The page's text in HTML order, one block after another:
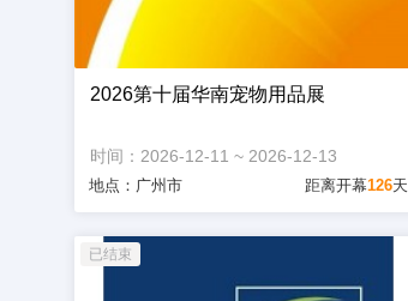
2026第十届华南宠物用品展
时间：2026-12-11 ~ 2026-12-13
地点：广州市 距离开幕126天